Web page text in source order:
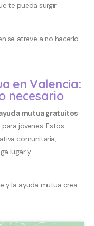
en Valencia:
necesario
mutua gratuitos
jóvenes. Estos
comunitaria,
lugar y
y la ayuda mutua crea
te pueda surgir.
se atreve a no hacerlo.